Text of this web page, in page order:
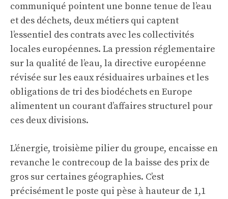
communiqué pointent une bonne tenue de l’eau
et des déchets, deux métiers qui captent
l’essentiel des contrats avec les collectivités
locales européennes. La pression réglementaire
sur la qualité de l’eau, la directive européenne
révisée sur les eaux résiduaires urbaines et les
obligations de tri des biodéchets en Europe
alimentent un courant d’affaires structurel pour
ces deux divisions.
L’énergie, troisième pilier du groupe, encaisse en
revanche le contrecoup de la baisse des prix de
gros sur certaines géographies. C’est
précisément le poste qui pèse à hauteur de 1,1